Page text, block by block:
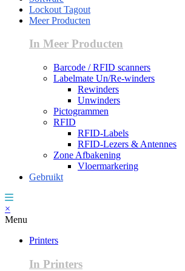
Lockout Tagout
Meer Producten
In Meer Producten
Barcode / RFID scanners
Labelmate Un/Re-winders
Rewinders
Unwinders
Pictogrammen
RFID
RFID-Labels
RFID-Lezers & Antennes
Zone Afbakening
Vloermarkering
Gebruikt
×
Menu
Printers
In Printers